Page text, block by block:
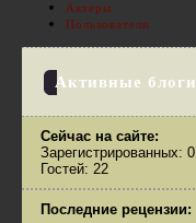
Актеры
Пользователи
Активные блоги
Сейчас на сайте:
Зарегистрированных: 0
Гостей: 22
Последние рецензии: